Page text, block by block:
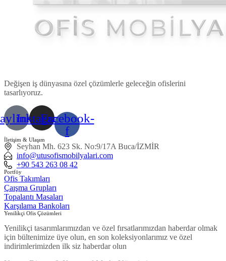
Değişen iş dünyasına özel çözümlerle geleceğin ofislerini
tasarlıyoruz.
Instagram
Facebook-
f
İletişim & Ulaşım
Seyhan Mh. 623 Sk. No:9/17A Buca/İZMİR
info@utusofismobilyalari.com
+90 543 263 08 42
Portföy
Ofis Takımları
Çaışma Grupları
Topalantı Masaları
Karşılama Bankoları
Yenilikçi Ofis Çözümleri
Yenilikçi tasarımlarımızdan ve özel fırsatlarımızdan haberdar olmak
için bültenimize üye olun, en son koleksiyonlarımız ve özel
indirimlerimizden ilk siz haberdar olun